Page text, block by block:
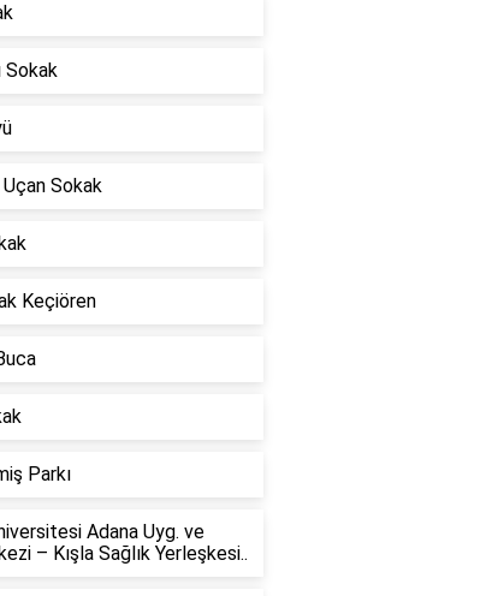
Sokak
Sokak
Keçiören
Parkı
Adana Uyg. ve
– Kışla Sağlık Yerleşkesi..